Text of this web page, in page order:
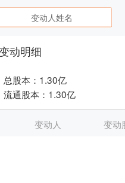
变动人姓名
动明细
总股本： 1.30亿
流通股本： 1.30亿
变动人 变动